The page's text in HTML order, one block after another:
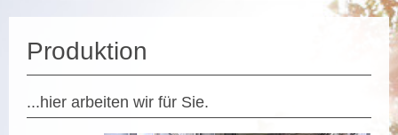
Produktion
...hier arbeiten wir für Sie.